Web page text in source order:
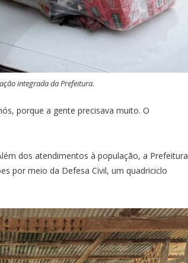
integrada da Prefeitura.
porque a gente precisava muito. O
dos atendimentos à população, a Prefeitura
por meio da Defesa Civil, um quadriciclo